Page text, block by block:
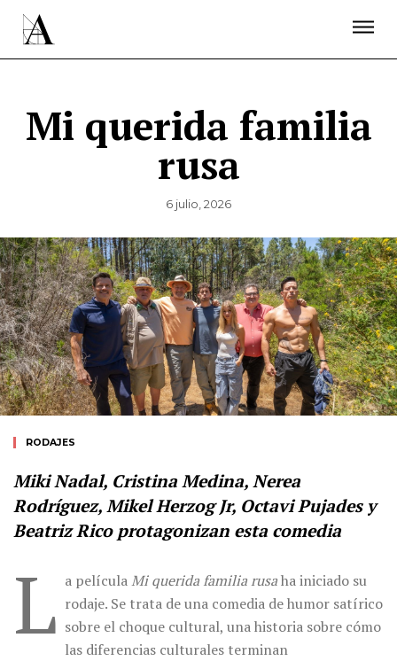
Mi querida familia
rusa
6 julio, 2026
RODAJES
Miki Nadal, Cristina Medina, Nerea
Rodríguez, Mikel Herzog Jr, Octavi Pujades y
Beatriz Rico protagonizan esta comedia
L a películaMi querida familia rusaha iniciado su
rodaje. Se trata de una comedia de humor satírico
sobre el choque cultural, una historia sobre cómo
las diferencias culturales terminan
ÚNETE A LA ACADEMIA DE CINE
PRENSA